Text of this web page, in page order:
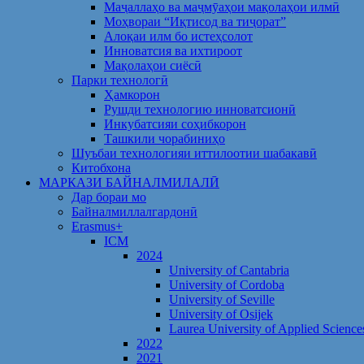
Маҷаллаҳо ва маҷмӯаҳои мақолаҳои илмӣ
Моҳвораи “Иқтисод ва тиҷорат”
Алоқаи илм бо истеҳсолот
Инноватсия ва ихтироот
Мақолаҳои сиёсӣ
Парки технологӣ
Ҳамкорон
Рушди технологию инноватсионӣ
Инкубатсияи соҳибкорон
Ташкили чорабиниҳо
Шуъбаи технологияи иттилоотии шабакавӣ
Китобхона
МАРКАЗИ БАЙНАЛМИЛАЛӢ
Дар бораи мо
Байналмиллалгардонӣ
Erasmus+
ICM
2024
University of Cantabria
University of Cordoba
University of Seville
University of Osijek
Laurea University of Applied
2022
2021